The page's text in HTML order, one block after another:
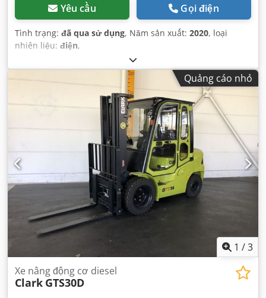
Yêu cầu Gọi điện
Tình trạng: đã qua sử dụng, Năm sản xuất: 2020, loại
nhiên liệu: điện,
Quảng cáo nhỏ
1 /3
Xe nâng động cơ diesel
Clark GTS30D